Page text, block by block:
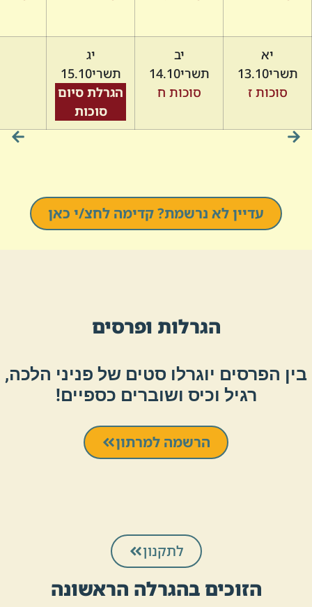
יא
תשרי13.10
סוכות ז
יב
תשרי14.10
סוכות ח
יג
תשרי15.10
הגרלת סיום
סוכות
עדיין לא נרשמת? קדימה לחצ/י כאן
הגרלות ופרסים
בין הפרסים יוגרלו סטים של פניני הלכה,
רגיל וכיס ושוברים כספיים!
הרשמה למרתון
לתקנון
הזוכים בהגרלה הראשונה